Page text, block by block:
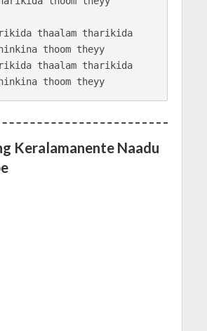
thaalam tharikida
thoom theyy
thaalam tharikida
Thayaka thinkina thoom theyy
Keralamanente Naadu